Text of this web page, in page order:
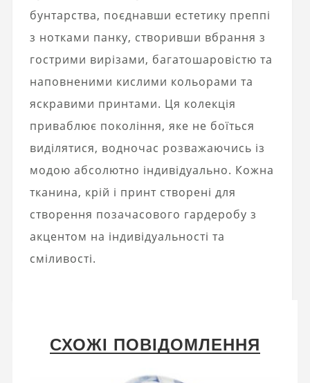
бунтарства, поєднавши естетику преппі
з нотками панку, створивши вбрання з
гострими вирізами, багатошаровістю та
наповненими кислими кольорами та
яскравими принтами. Ця колекція
приваблює покоління, яке не боїться
виділятися, водночас розважаючись із
модою абсолютно індивідуально. Кожна
тканина, крій і принт створені для
створення позачасового гардеробу з
акцентом на індивідуальності та
сміливості.
СХОЖІ ПОВІДОМЛЕННЯ